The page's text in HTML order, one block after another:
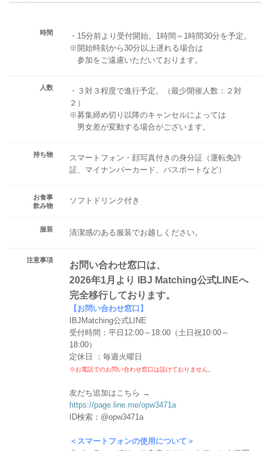
時間
・15分前より受付開始。1時間～1時間30分を予定。
※開始時刻から30分以上遅れる場合は
参加をご遠慮いただいております。
人数
・３対３程度で進行予定。（最少開催人数：２対
２）
※募集締め切り以降のキャンセルによっては
男女差が変動する場合がございます。
持ち物
スマートフォン・顔写真付きの身分証（運転免許
証、マイナンバーカード、パスポートなど）
お食事
飲み物
ソフトドリンク付き
服装 清潔感のある服装でお越しください。
注意事項
お問い合わせ窓口は、
2026年1月より IBJ Matching公式LINEへ
完全移行しております。
【お問い合わせ窓口】
IBJMatching公式LINE
受付時間：平日12:00～18:00（土日祝10:00～
18:00）
定休日 ：毎週火曜日
※お電話でのお問い合わせ窓口は設けておりません。
友だち追加はこちら →
https://page.line.me/opw3471a
ID検索：@opw3471a
＜スマートフォンの使用について＞